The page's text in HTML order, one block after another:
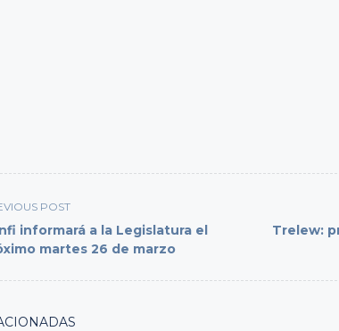
POST
informará a la Legislatura el
martes 26 de marzo
Trelew: